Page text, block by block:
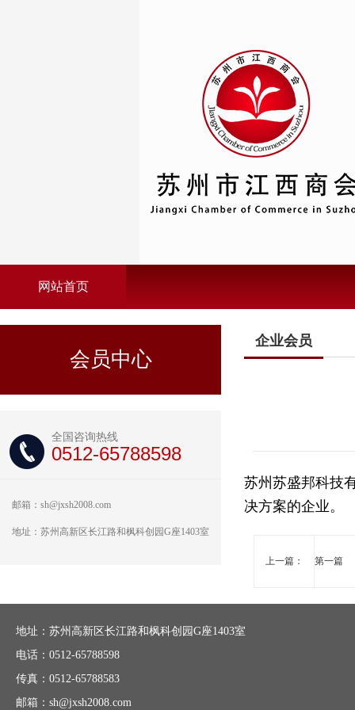
网站首页
会员中心
全国咨询热线
0512-65788598
邮箱：sh@jxsh2008.com
地址：苏州高新区长江路和枫科创园G座1403室
企业会员
苏州苏盛邦科技
决方案的企业。
上一篇： 第一篇
地址：苏州高新区长江路和枫科创园G座1403室
电话：0512-65788598
传真：0512-65788583
邮箱：sh@jxsh2008.com